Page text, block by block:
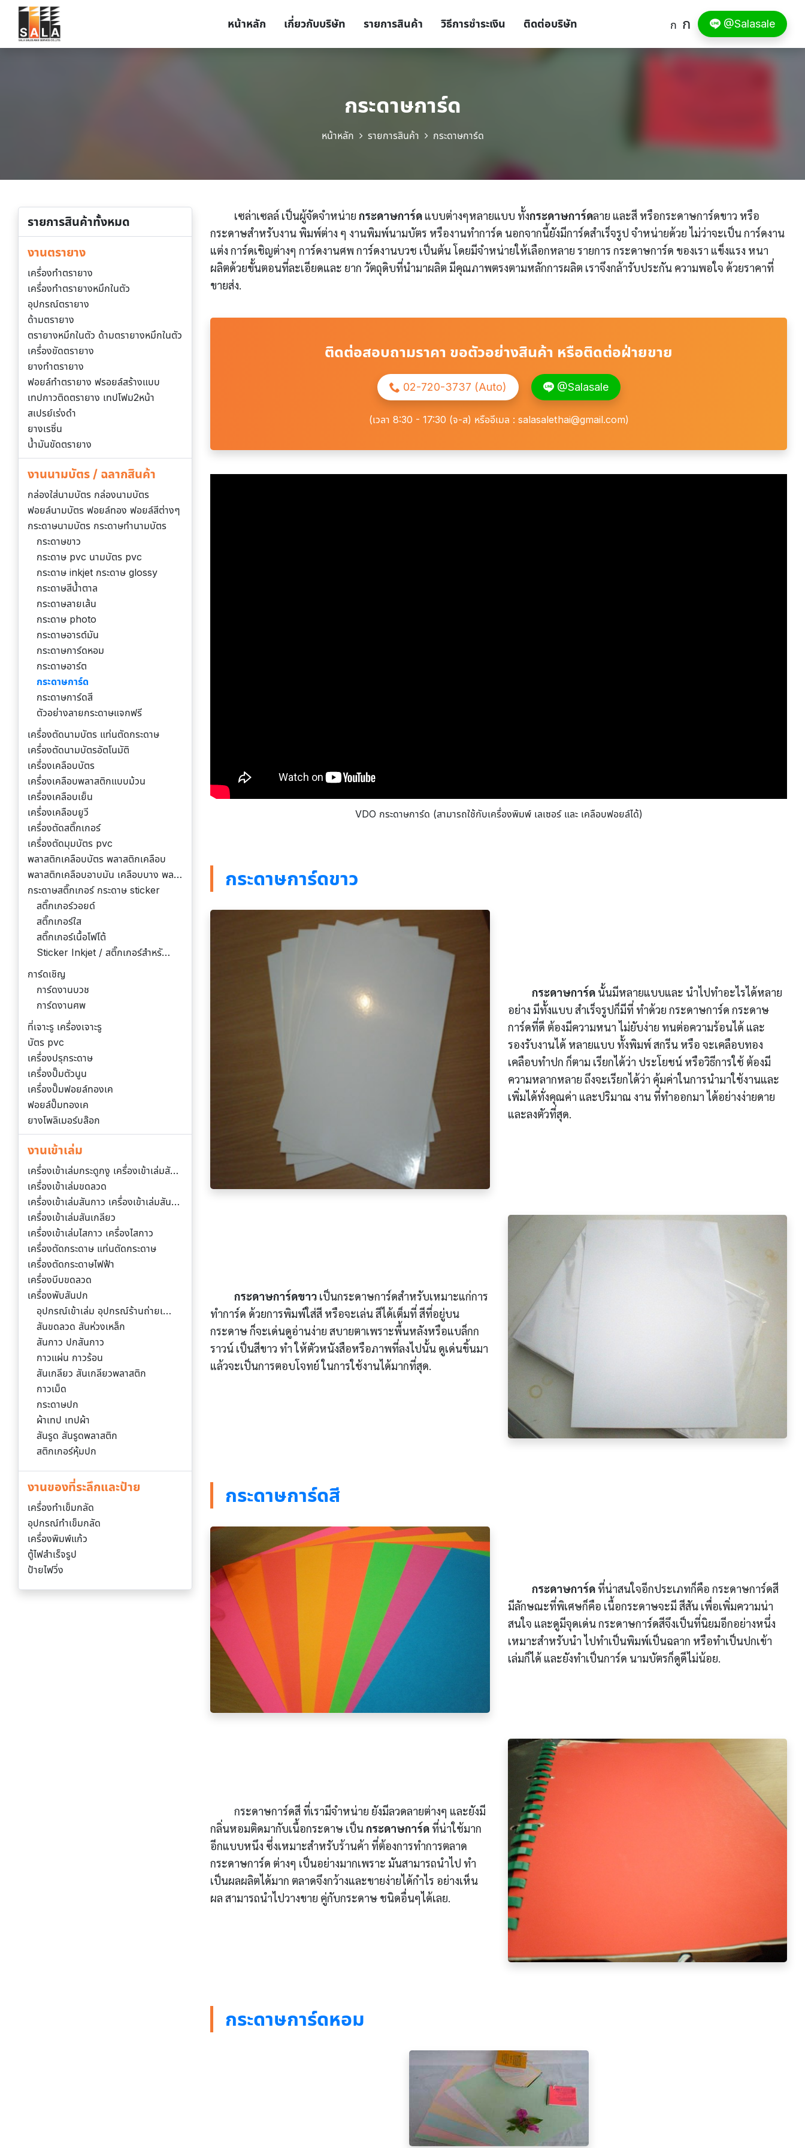
Skip
content
หน้าหลัก เกี่ยวกับบริษัท รายการสินค้า วิธีการชำระเงิน ติดต่อบริษัท ก ก @Salasale
กระดาษการ์ด
หน้าหลัก รายการสินค้า กระดาษการ์ด
เซล่าเซลล์ เป็นผู้จัดจำหน่าย กระดาษการ์ด แบบต่างๆหลายแบบ ทั้งกระดาษการ์ดลาย และสี หรือกระดาษการ์ดขาว หรือ
กระดาษสำหรับงาน พิมพ์ต่าง ๆ งานพิมพ์นามบัตร หรืองานทำการ์ด นอกจากนี้ยังมีการ์ดสำเร็จรูป จำหน่ายด้วย ไม่ว่าจะเป็น การ์ดงาน
แต่ง การ์ดเชิญต่างๆ การ์ดงานศพ การ์ดงานบวช เป็นต้น โดยมีจำหน่ายให้เลือกหลาย รายการ กระดาษการ์ด ของเรา แข็งแรง หนา
ผลิตด้วยขั้นตอนที่ละเอียดและ ยาก วัตถุดิบที่นำมาผลิต มีคุณภาพตรงตามหลักการผลิต เราจึงกล้ารับประกัน ความพอใจ ด้วยราคาที่
ขายส่ง.
ติดต่อสอบถามราคา ขอตัวอย่างสินค้า หรือติดต่อฝ่ายขาย
02-720-3737 (Auto) @Salasale
(เวลา 8:30 - 17:30 (จ-ส) หรืออีเมล : salasalethai@gmail.com)
VDO กระดาษการ์ด (สามารถใช้กับเครื่องพิมพ์ เลเซอร์ และ เคลือบฟอยล์ได้)
กระดาษการ์ดขาว
กระดาษการ์ดนั้นมีหลายแบบและ นำไปทำอะไรได้หลาย
อย่าง มีทั้งแบบ สำเร็จรูปก็มีที่ ทำด้วย กระดาษการ์ด กระดาษ
การ์ดที่ดี ต้องมีความหนา ไม่ยับง่าย ทนต่อความร้อนได้ และ
รองรับงานได้ หลายแบบ ทั้งพิมพ์ สกรีน หรือ จะเคลือบทอง
เคลือบทำปก ก็ตาม เรียกได้ว่า ประโยชน์ หรือวิธีการใช้ ต้องมี
ความหลากหลาย ถึงจะเรียกได้ว่า คุ้มค่าในการนำมาใช้งานและ
เพิ่มได้ทั่งคุณค่า และปริมาณ งาน ที่ทำออกมา ได้อย่างง่ายดาย
และลงตัวที่สุด.
กระดาษการ์ดขาว เป็นกระดาษการ์ดสำหรับเหมาะแก่การ
ทำการ์ด ด้วยการพิมพ์ใส่สี หรือจะเล่น สีได้เต็มที่ สีที่อยู่บน
กระดาษ ก็จะเด่นดูอ่านง่าย สบายตาเพราะพื้นหลังหรือแบล็กก
ราวน์ เป็นสีขาว ทำ ให้ตัวหนังสือหรือภาพที่ลงไปนั้น ดูเด่นขิ้นมา
แล้วจะเป็นการตอบโจทย์ ในการใช้งานได้มากที่สุด.
กระดาษการ์ดสี
กระดาษการ์ดที่น่าสนใจอีกประเภทก็คือ กระดาษการ์ดสี
มีลักษณะที่พิเศษก็คือ เนื้อกระดาษจะมี สีสัน เพื่อเพิ่มความน่า
สนใจ และดูมีจุดเด่น กระดาษการ์ดสีจึงเป็นที่นิยมอีกอย่างหนึ่ง
เหมาะสำหรับนำ ไปทำเป็นพิมพ์เป็นฉลาก หรือทำเป็นปกเข้า
เล่มก็ได้ และยังทำเป็นการ์ด นามบัตรก็ดูดีไม่น้อย.
กระดาษการ์ดสี ที่เรามีจำหน่าย ยังมีลวดลายต่างๆ และยังมี
กลิ่นหอมติดมากับเนื้อกระดาษ เป็นกระดาษการ์ด ที่น่าใช้มาก
อีกแบบหนึง ซึ่งเหมาะสำหรับร้านค้า ที่ต้องการทำการตลาด
กระดาษการ์ด ต่างๆ เป็นอย่างมากเพราะ มันสามารถนำไป ทำ
เป็นผลผลิตได้มาก ตลาดจึงกว้างและขายง่ายได้กำไร อย่างเห็น
ผล สามารถนำไปวางขาย คู่กับกระดาษ ชนิดอื่นๆได้เลย.
กระดาษการ์ดหอม
รายการสินค้าทั้งหมด
งานตรายาง
เครื่องทำตรายาง
เครื่องทำตรายางหมึกในตัว
อุปกรณ์ตรายาง
ด้ามตรายาง
ตรายางหมึกในตัว ด้ามตรายางหมึกในตัว
เครื่องขัดตรายาง
ยางทำตรายาง
ฟอยล์ทำตรายาง ฟรอยล์สร้างแบบ
เทปกาวติดตรายาง เทปโฟม2หน้า
สเปรย์เร่งดำ
ยางเรซิ่น
น้ำมันขัดตรายาง
งานนามบัตร / ฉลากสินค้า
กล่องใส่นามบัตร กล่องนามบัตร
ฟอยล์นามบัตร ฟอยล์ทอง ฟอยล์สีต่างๆ
กระดาษนามบัตร กระดาษทำนามบัตร
กระดาษขาว
กระดาษ pvc นามบัตร pvc
กระดาษ inkjet กระดาษ glossy
กระดาษสีน้ำตาล
กระดาษลายเส้น
กระดาษ photo
กระดาษอารต์มัน
กระดาษการ์ดหอม
กระดาษอาร์ต
กระดาษการ์ด
กระดาษการ์ดสี
ตัวอย่างลายกระดาษแจกฟรี
เครื่องตัดนามบัตร แท่นตัดกระดาษ
เครื่องตัดนามบัตรอัตโนมัติ
เครื่องเคลือบบัตร
เครื่องเคลือบพลาสติกแบบม้วน
เครื่องเคลือบเย็น
เครื่องเคลือบยูวี
เครื่องตัดสติ๊กเกอร์
เครื่องตัดมุมบัตร pvc
พลาสติกเคลือบบัตร พลาสติกเคลือบ
พลาสติกเคลือบอาบมัน เคลือบบาง พลาสติกเคลือบ
กระดาษสติ๊กเกอร์ กระดาษ sticker
สติ๊กเกอร์วอยด์
สติ๊กเกอร์ใส
สติ๊กเกอร์เนื้อโฟโต้
Sticker Inkjet / สติ๊กเกอร์สำหรับอิงค์เจ็ท
การ์ดเชิญ
การ์ดงานบวช
การ์ดงานศพ
ที่เจาะรู เครื่องเจาะรู
บัตร pvc
เครื่องปรุกระดาษ
เครื่องปั๊มตัวนูน
เครื่องปั๊มฟอยล์ทองเค
ฟอยล์ปั๊มทองเค
ยางโพลิเมอร์บล๊อก
งานเข้าเล่ม
เครื่องเข้าเล่มกระดูกงู เครื่องเข้าเล่มสันห่วง
เครื่องเข้าเล่มขดลวด
เครื่องเข้าเล่มสันกาว เครื่องเข้าเล่มสันกาวร้อน
เครื่องเข้าเล่มสันเกลียว
เครื่องเข้าเล่มไสกาว เครื่องไสกาว
เครื่องตัดกระดาษ แท่นตัดกระดาษ
เครื่องตัดกระดาษไฟฟ้า
เครื่องบีบขดลวด
เครื่องพับสันปก
อุปกรณ์เข้าเล่ม อุปกรณ์ร้านถ่ายเอกสาร
สันขดลวด สันห่วงเหล็ก
สันกาว ปกสันกาว
กาวแผ่น กาวร้อน
สันเกลียว สันเกลียวพลาสติก
กาวเม็ด
กระดาษปก
ผ้าเทป เทปผ้า
สันรูด สันรูดพลาสติก
สติกเกอร์หุ้มปก
งานของที่ระลึกและป้าย
เครื่องทำเข็มกลัด
อุปกรณ์ทำเข็มกลัด
เครื่องพิมพ์แก้ว
ตู้ไฟสำเร็จรูป
ป้ายไฟวิ่ง